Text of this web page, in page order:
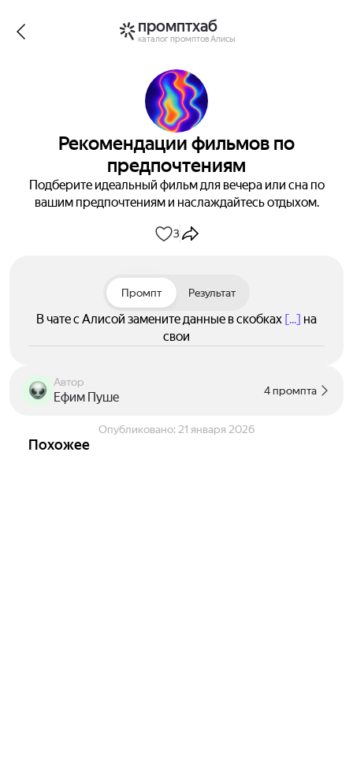
промптхаб
каталог промптов Алисы
Рекомендации фильмов по
предпочтениям
Подберите идеальный фильм для вечера или сна по
вашим предпочтениям и наслаждайтесь отдыхом.
3
Промпт Результат
В чате с Алисой замените данные в скобках [...] на
свои
Автор
Ефим Пуше 4 промпта
Опубликовано: 21 января 2026
Похожее